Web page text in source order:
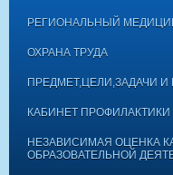
РЕГИОНАЛЬНЫЙ
ОХРАНА ТРУДА
ПРЕДМЕТ,ЦЕЛИ,ЗАДАЧИ
КАБИНЕТ
НЕЗАВИСИМАЯ ОЦЕНКА
ОБРАЗОВАТЕЛЬНОЙ